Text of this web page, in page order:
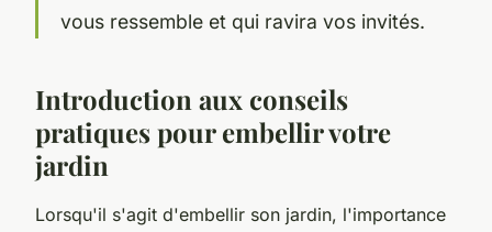
vous ressemble et qui ravira vos invités.
Introduction aux conseils
pratiques pour embellir votre
jardin
Lorsqu'il s'agit d'embellir son jardin, l'importance